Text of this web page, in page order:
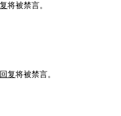
将被禁言。
复将被禁言。